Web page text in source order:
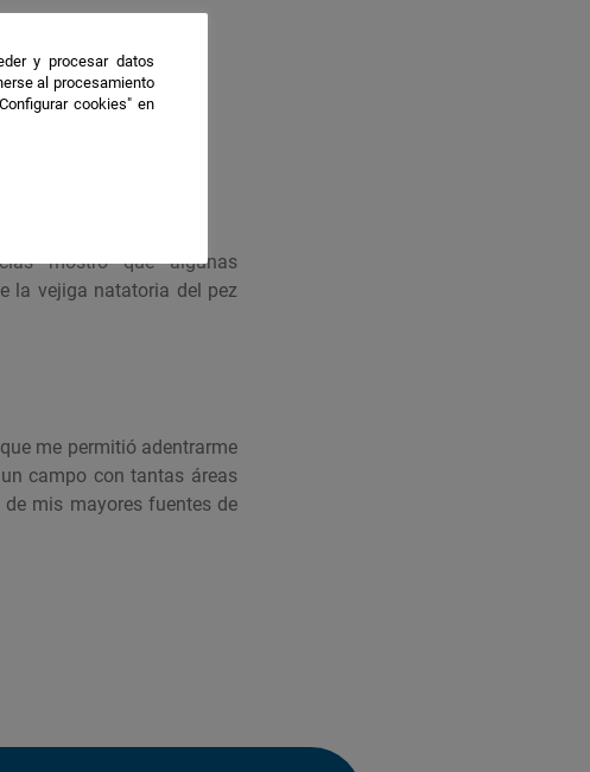
mostró que algunas
la vejiga natatoria del pez
me permitió adentrarme
campo con tantas áreas
mis mayores fuentes de
y procesar datos
al procesamiento
cookies" en